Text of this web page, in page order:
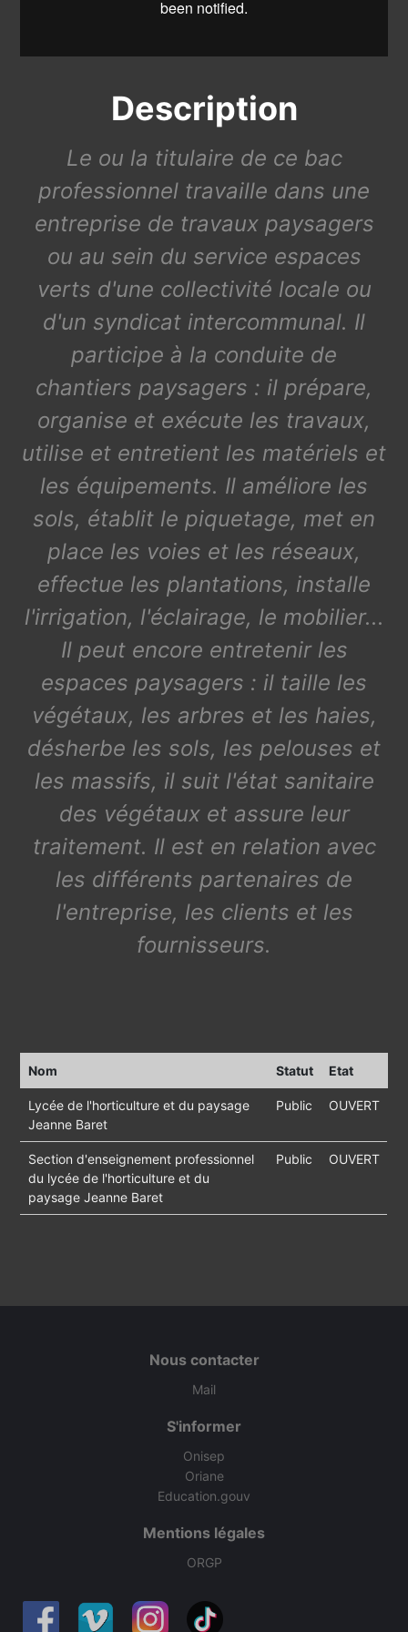
Description
Le ou la titulaire de ce bac
professionnel travaille dans une
entreprise de travaux paysagers
ou au sein du service espaces
verts d'une collectivité locale ou
d'un syndicat intercommunal. Il
participe à la conduite de
chantiers paysagers : il prépare,
organise et exécute les travaux,
utilise et entretient les matériels et
les équipements. Il améliore les
sols, établit le piquetage, met en
place les voies et les réseaux,
effectue les plantations, installe
l'irrigation, l'éclairage, le mobilier...
Il peut encore entretenir les
espaces paysagers : il taille les
végétaux, les arbres et les haies,
désherbe les sols, les pelouses et
les massifs, il suit l'état sanitaire
des végétaux et assure leur
traitement. Il est en relation avec
les différents partenaires de
l'entreprise, les clients et les
fournisseurs.
Nom Statut Etat
Lycée de l'horticulture et du paysage
Jeanne Baret
Public OUVERT
Section d'enseignement professionnel
du lycée de l'horticulture et du
paysage Jeanne Baret
Public OUVERT
Nous contacter
Mail
S'informer
Onisep
Oriane
Education.gouv
Mentions légales
ORGP